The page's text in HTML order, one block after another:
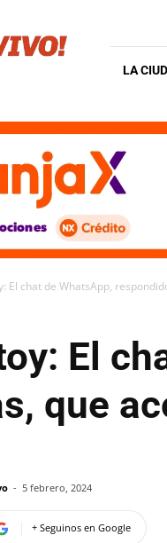
LA
El chat de WhatsApp,
El
que
- 5 febrero, 2024
+ Seguinos en Google